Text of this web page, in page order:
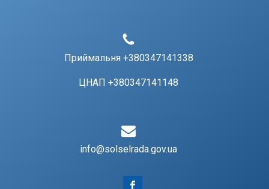
Приймальня +380347141338
ЦНАП +380347141148
info@solselrada.gov.ua